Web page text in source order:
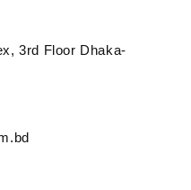
3rd Floor Dhaka-